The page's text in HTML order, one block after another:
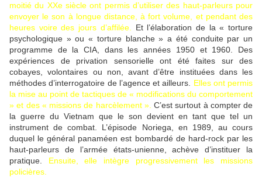
moitié du XXe siècle ont permis d’utiliser des haut-parleurs pour
envoyer le son à longue distance, à fort volume, et pendant des
heures voire des jours d’affilée.
Et l’élaboration de la « torture
psychologique » ou « torture blanche » a été conduite par un
programme de la CIA, dans les années 1950 et 1960. Des
expériences de privation sensorielle ont été faites sur des
cobayes, volontaires ou non, avant d’être instituées dans les
méthodes d’interrogatoire de l’agence et ailleurs. Elles ont permis
la mise au point de tactiques de « modifications du comportement
» et des « missions de harcèlement ». C’est surtout à compter de
la guerre du Vietnam que le son devient en tant que tel un
instrument de combat. L’épisode Noriega, en 1989, au cours
duquel le général panaméen est bombardé de hard-rock par les
haut-parleurs de l’armée états-unienne, achève d’instituer la
pratique. Ensuite, elle intègre progressivement les missions
policières.